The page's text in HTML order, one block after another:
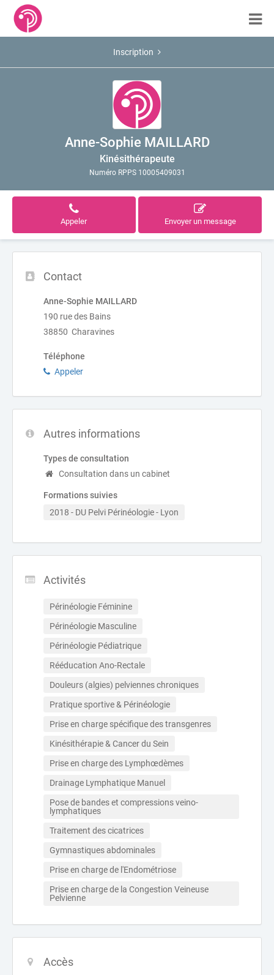
Inscription
Anne-Sophie MAILLARD
Kinésithérapeute
Numéro RPPS 10005409031
Appeler Envoyer un message
Contact
Anne-Sophie MAILLARD
190 rue des Bains
38850 Charavines
Téléphone
Appeler
Autres informations
Types de consultation
Consultation dans un cabinet
Formations suivies
2018 - DU Pelvi Périnéologie - Lyon
Activités
Périnéologie Féminine
Périnéologie Masculine
Périnéologie Pédiatrique
Rééducation Ano-Rectale
Douleurs (algies) pelviennes chroniques
Pratique sportive & Périnéologie
Prise en charge spécifique des transgenres
Kinésithérapie & Cancer du Sein
Prise en charge des Lymphœdèmes
Drainage Lymphatique Manuel
Pose de bandes et compressions veino-
lymphatiques
Traitement des cicatrices
Gymnastiques abdominales
Prise en charge de l'Endométriose
Prise en charge de la Congestion Veineuse
Pelvienne
Accès